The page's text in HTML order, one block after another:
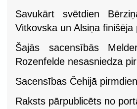
Savukārt svētdien
Vitkovska un Alsiņa
Šajās sacensībās
Rozenfelde nesasniedza
Sacensības Čehijā
Raksts pārpublicēts no